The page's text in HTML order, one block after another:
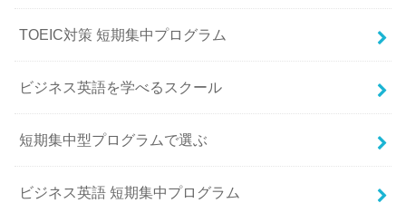
TOEIC対策 短期集中プログラム
ビジネス英語を学べるスクール
短期集中型プログラムで選ぶ
ビジネス英語 短期集中プログラム